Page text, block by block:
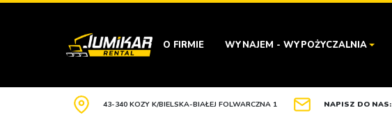
O FIRMIE WYNAJEM - WYPOŻYCZALNIA
43-340 KOZY K/BIELSKA-BIAŁEJ FOLWARCZNA 1 NAPISZ DO NAS: